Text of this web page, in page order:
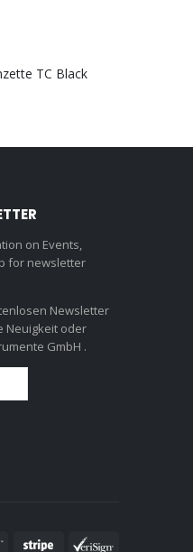
TC Black
on Events,
for newsletter
Newsletter
Neuigkeit oder
GmbH .